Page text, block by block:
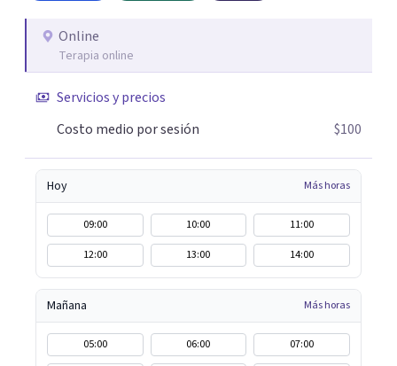
personal concreta. En especial mi ámbito de trabajo es la
disfunción eréctil, la eyaculación precoz y la falta de
es de enorme importancia tanto para el bienestar físico y
mental como a nivel personal para una buena
Online
Terapia online
Servicios y precios
Costo medio por sesión
$100
Hoy Más horas
09:00 10:00
11:00
12:00
13:00 14:00
Mañana Más horas
05:00 06:00
07:00